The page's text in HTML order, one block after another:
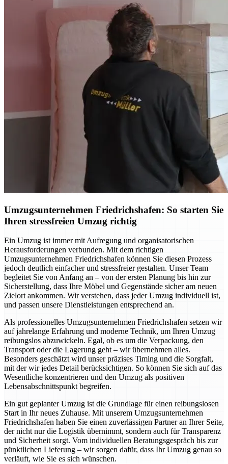
Umzugsunternehmen Friedrichshafen: So starten Sie
Ihren stressfreien Umzug richtig
Ein Umzug ist immer mit Aufregung und organisatorischen
Herausforderungen verbunden. Mit dem richtigen
Umzugsunternehmen Friedrichshafen können Sie diesen Prozess
jedoch deutlich einfacher und stressfreier gestalten. Unser Team
begleitet Sie von Anfang an – von der ersten Planung bis hin zur
Sicherstellung, dass Ihre Möbel und Gegenstände sicher am neuen
Zielort ankommen. Wir verstehen, dass jeder Umzug individuell ist,
und passen unsere Dienstleistungen entsprechend an.
Als professionelles Umzugsunternehmen Friedrichshafen setzen wir
auf jahrelange Erfahrung und moderne Technik, um Ihren Umzug
reibungslos abzuwickeln. Egal, ob es um die Verpackung, den
Transport oder die Lagerung geht – wir übernehmen alles.
Besonders geschätzt wird unser präzises Timing und die Sorgfalt,
mit der wir jedes Detail berücksichtigen. So können Sie sich auf das
Wesentliche konzentrieren und den Umzug als positiven
Lebensabschnittspunkt begreifen.
Ein gut geplanter Umzug ist die Grundlage für einen reibungslosen
Start in Ihr neues Zuhause. Mit unserem Umzugsunternehmen
Friedrichshafen haben Sie einen zuverlässigen Partner an Ihrer Seite,
der nicht nur die Logistik übernimmt, sondern auch für Transparenz
und Sicherheit sorgt. Vom individuellen Beratungsgespräch bis zur
pünktlichen Lieferung – wir sorgen dafür, dass Ihr Umzug genau so
verläuft, wie Sie es sich wünschen.